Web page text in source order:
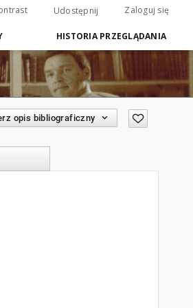
Udostępnij Zaloguj się
HISTORIA PRZEGLĄDANIA
opis bibliograficzny